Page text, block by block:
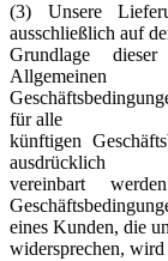
(3) Unsere
ausschließlich auf
Grundlage
Allgemeinen
für alle
künftigen
ausdrücklich
vereinbart
eines Kunden, die
widersprechen,